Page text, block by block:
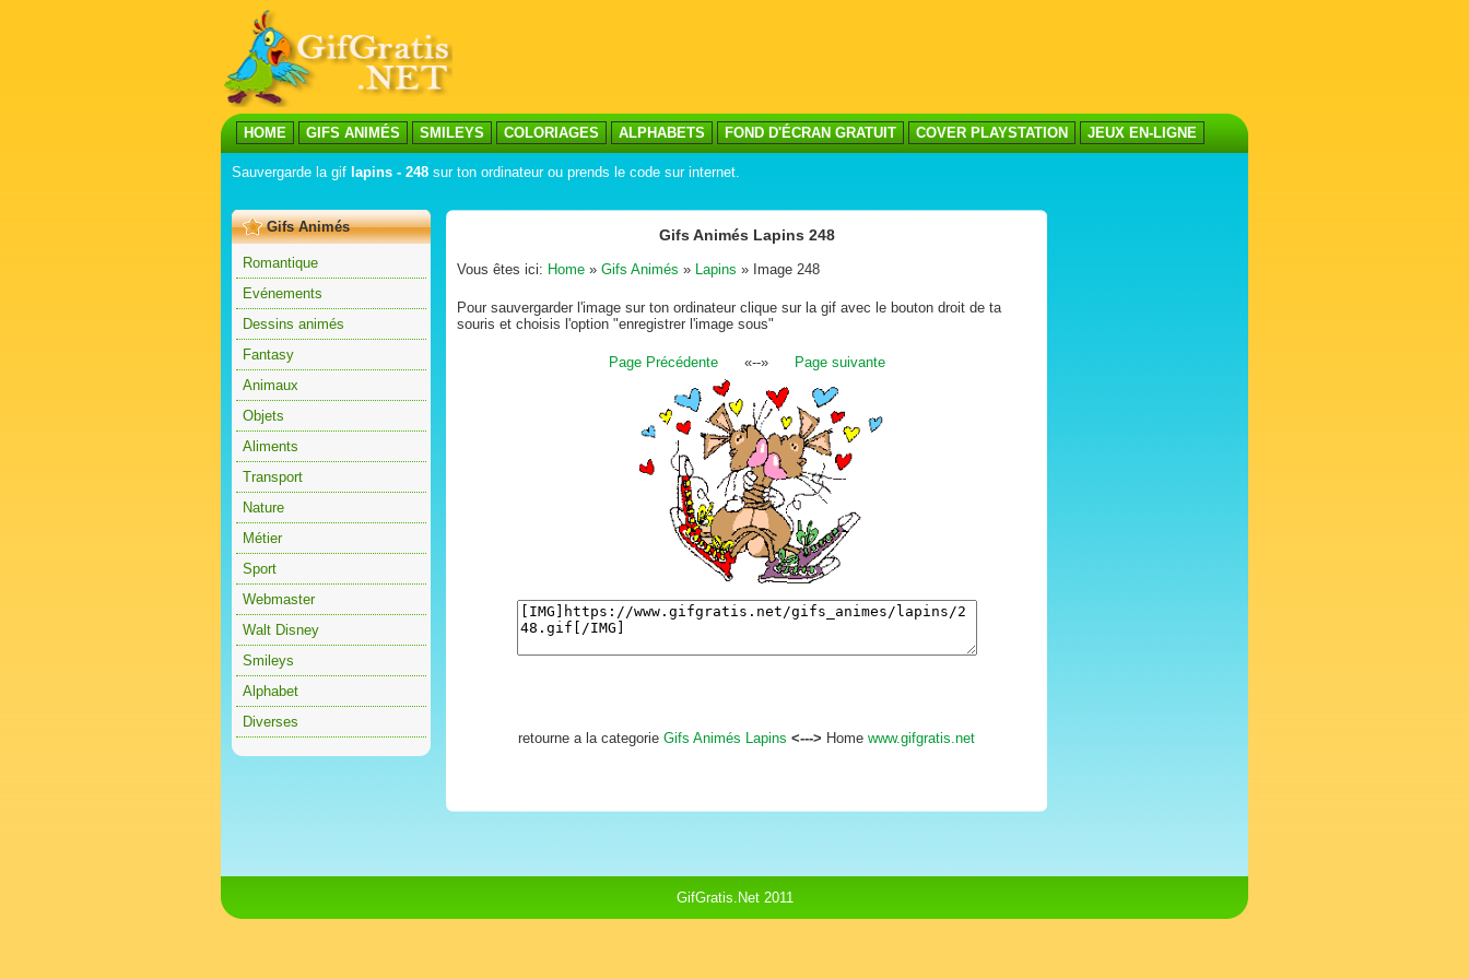
HOME GIFS ANIMÉS SMILEYS COLORIAGES ALPHABETS FOND D'ÉCRAN GRATUIT COVER PLAYSTATION JEUX EN-LIGNE
Sauvergarde la gif lapins - 248 sur ton ordinateur ou prends le code sur internet.
Gifs Animés
Romantique
Evénements
Dessins animés
Fantasy
Animaux
Objets
Aliments
Transport
Nature
Métier
Sport
Webmaster
Walt Disney
Smileys
Alphabet
Diverses
Gifs Animés Lapins 248
Vous êtes ici: Home » Gifs Animés » Lapins » Image 248
Pour sauvergarder l'image sur ton ordinateur clique sur la gif avec le bouton droit de ta
souris et choisis l'option "enregistrer l'image sous"
Page Précédente«--» Page suivante
retourne a la categorie Gifs Animés Lapins <---> Home www.gifgratis.net
GifGratis.Net 2011